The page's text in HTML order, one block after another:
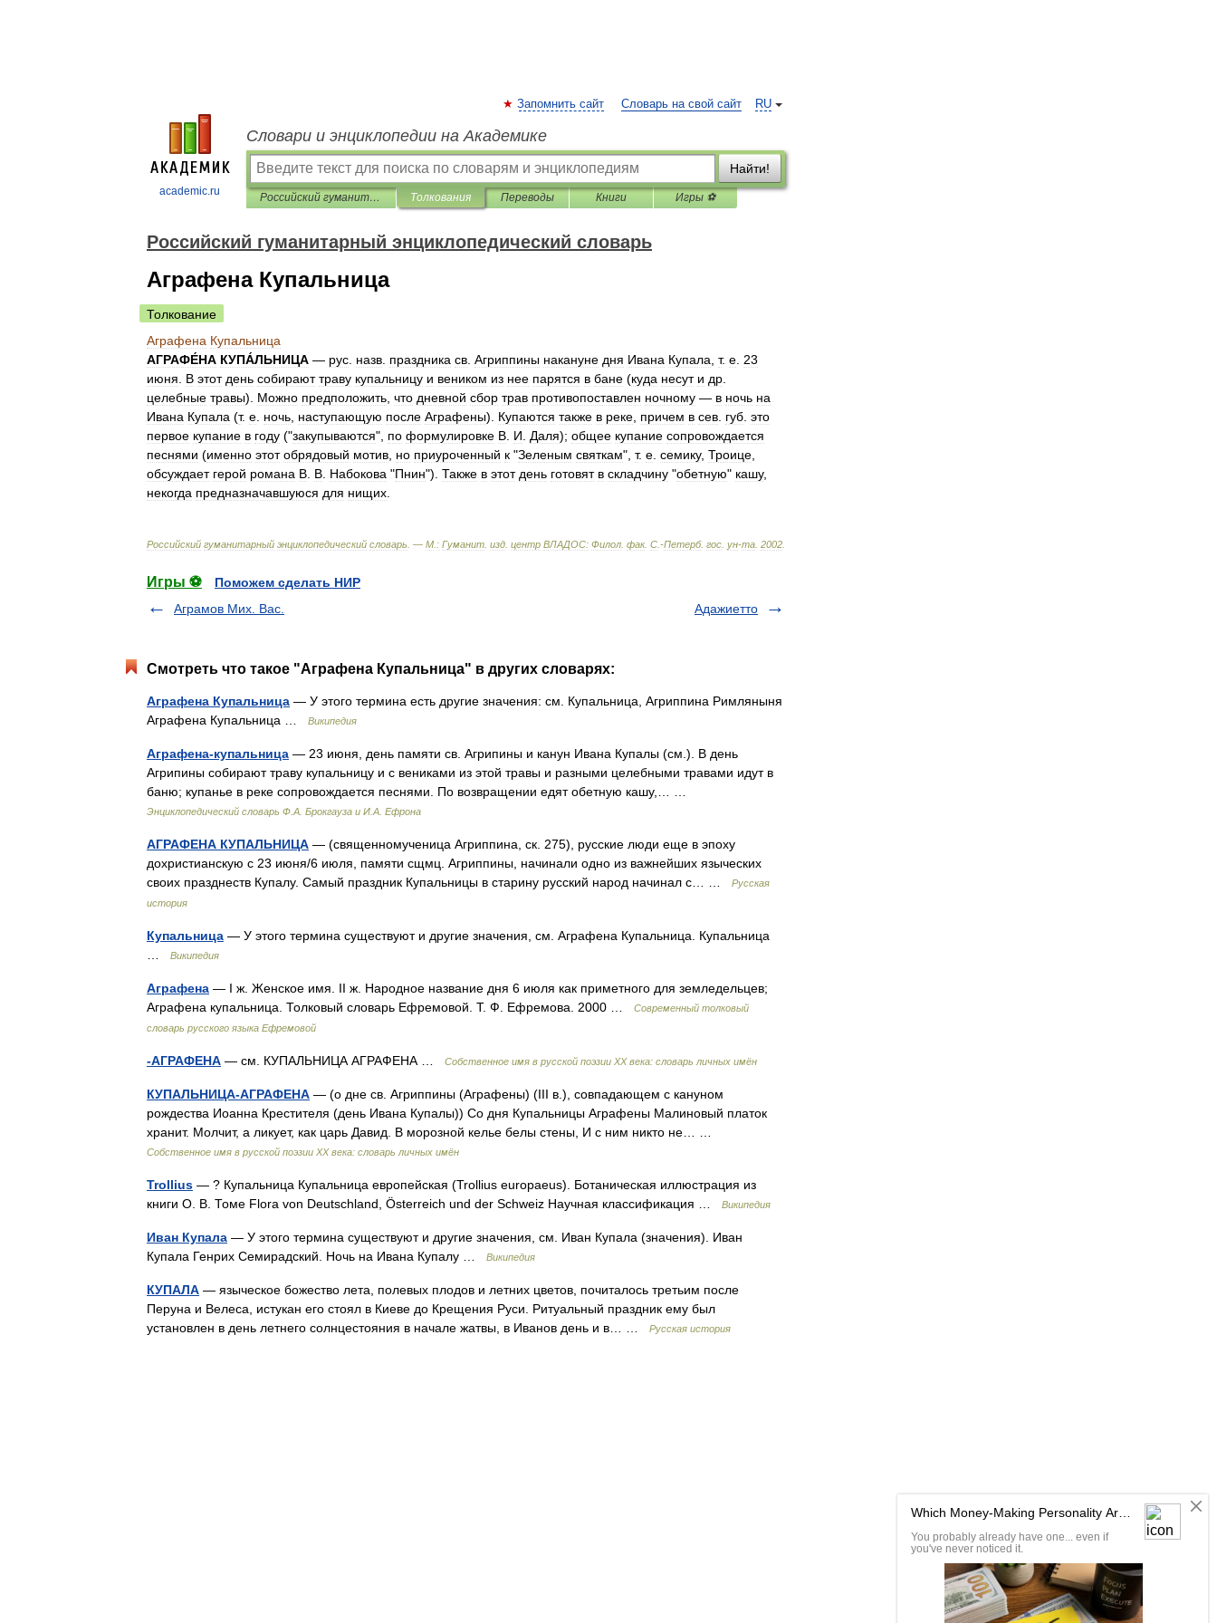
academic.ru
RU
Запомнить сайт Словарь на свой сайт
Словари и энциклопедии на Академике
Найти!
Российский гуманитарный энциклопедический словарь Толкования Переводы Книги Игры ⚽
Российский гуманитарный энциклопедический словарь
Аграфена Купальница
Толкование
Аграфена Купальница
АГРАФЕ́НА КУПА́ЛЬНИЦА — рус назв праздника св Агриппины накануне дня Ивана Купала т. е 23
июня
В этот день собирают траву купальницу и веником из нее парятся в бане (куда несут и др
целебные травы). Можно предположить что дневной сбор трав противопоставлен ночному — в ночь на
Ивана Купала (т. е ночь наступающую после Аграфены). Купаются также в реке причем в сев губ это
первое купание в году ("закупываются", по формулировке В И Даля); общее купание сопровождается
песнями (именно этот обрядовый мотив но приуроченный к "Зеленым святкам", т. е семику, Троице
обсуждает герой романа В В Набокова "Пнин"). Также в этот день готовят в складчину "обетную" кашу,
некогда предназначавшуюся для нищих
Российский гуманитарный энциклопедический словарь . — М : Гуманит изд центр ВЛАДОС: Филол фак. С .-Петерб. гос ун-та 2002
Игры ⚽
Поможем сделать НИР
Аграмов Мих. Вас.
Адажиетто
Смотреть что такое "Аграфена Купальница" в других словарях:
Аграфена Купальница — У этого термина есть другие значения: см. Купальница, Агриппина Римляныня
Аграфена Купальница …
Википедия
Аграфена-купальница — 23 июня, день памяти св. Агрипины и канун Ивана Купалы (см.). В день
Агрипины собирают траву купальницу и с вениками из этой травы и разными целебными травами идут в
баню; купанье в реке сопровождается песнями. По возвращении едят обетную кашу,… …
Энциклопедический словарь Ф.А. Брокгауза и И.А. Ефрона
АГРАФЕНА КУПАЛЬНИЦА — (священномученица Агриппина, ск. 275), русские люди еще в эпоху
дохристианскую с 23 июня/6 июля, памяти сщмц. Агриппины, начинали одно из важнейших языческих
своих празднеств Купалу. Самый праздник Купальницы в старину русский народ начинал с… …
Русская
история
Купальница — У этого термина существуют и другие значения, см. Аграфена Купальница. Купальница
Википедия
Аграфена — I ж. Женское имя. II ж. Народное название дня 6 июля как приметного для земледельцев;
Аграфена купальница. Толковый словарь Ефремовой. Т. Ф. Ефремова. 2000 …
Современный толковый
словарь русского языка Ефремовой
-АГРАФЕНА — см. КУПАЛЬНИЦА АГРАФЕНА … Собственное имя в русской поэзии XX века: словарь личных имён
КУПАЛЬНИЦА-АГРАФЕНА — (о дне св. Агриппины (Аграфены) (III в.), совпадающем с кануном
рождества Иоанна Крестителя (день Ивана Купалы)) Со дня Купальницы Аграфены Малиновый платок
хранит. Молчит, а ликует, как царь Давид. В морозной келье белы стены, И с ним никто не… …
Собственное имя в русской поэзии XX века: словарь личных имён
Trollius — ? Купальница Купальница европейская (Trollius europaeus). Ботаническая иллюстрация из
книги О. В. Томе Flora von Deutschland, Österreich und der Schweiz Научная классификация …
Википедия
Иван Купала — У этого термина существуют и другие значения, см. Иван Купала (значения). Иван
Купала Генрих Семирадский. Ночь на Ивана Купалу …
Википедия
КУПАЛА — языческое божество лета, полевых плодов и летних цветов, почиталось третьим после
Перуна и Велеса, истукан его стоял в Киеве до Крещения Руси. Ритуальный праздник ему был
установлен в день летнего солнцестояния в начале жатвы, в Иванов день и в… …
Русская история